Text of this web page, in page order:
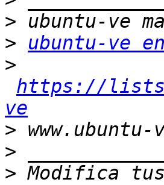
>
>
ubuntu-ve
>
https://
ve
>
>
> Modifica